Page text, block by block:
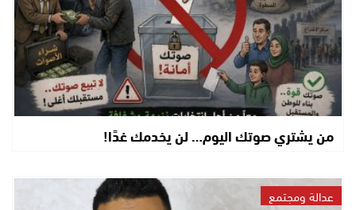
من يشتري صوتك اليوم… لن يخدمك غدًا!
عدالة ومجتمع